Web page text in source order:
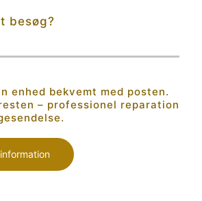
besøg?
enhed bekvemt med posten.
– professionel reparation